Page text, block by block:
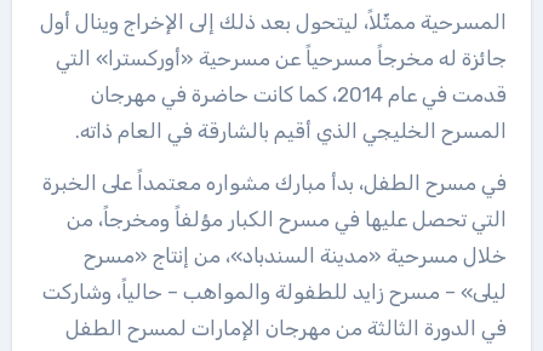
المسرحية ممثّلاً، ليتحول بعد ذلك إلى الإخراج وينال أول
جائزة له مخرجاً مسرحياً عن مسرحية «أوركسترا» التي
قدمت في عام 2014، كما كانت حاضرة في مهرجان
المسرح الخليجي الذي أقيم بالشارقة في العام ذاته.
في مسرح الطفل، بدأ مبارك مشواره معتمداً على الخبرة
التي تحصل عليها في مسرح الكبار مؤلفاً ومخرجاً، من
خلال مسرحية «مدينة السندباد»، من إنتاج «مسرح
ليلى» – مسرح زايد للطفولة والمواهب – حالياً، وشاركت
في الدورة الثالثة من مهرجان الإمارات لمسرح الطفل